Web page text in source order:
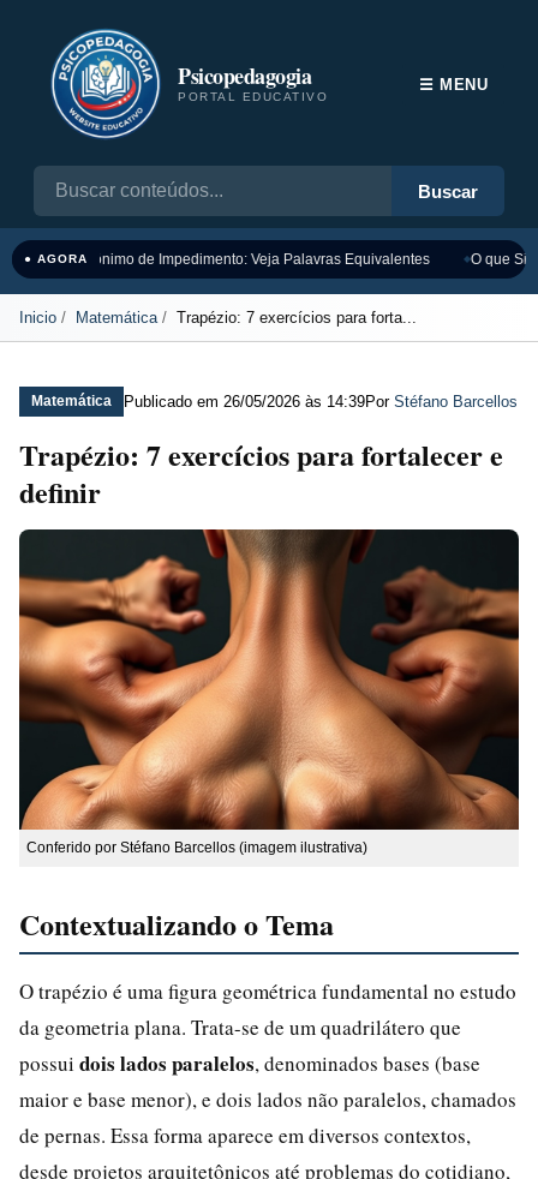
Psicopedagogia
PORTAL EDUCATIVO
Buscar
☰ MENU
● AGORASinônimo de Impedimento: Veja Palavras Equivalentes O que
Inicio Matemática Trapézio: 7 exercícios para forta...
Matemática Publicado em 26/05/2026 às 14:39Por Stéfano Barcellos
Trapézio: 7 exercícios para fortalecer e
definir
Conferido por Stéfano Barcellos (imagem ilustrativa)
Contextualizando o Tema
O trapézio é uma figura geométrica fundamental no estudo
da geometria plana. Trata-se de um quadrilátero que
possui dois lados paralelos, denominados bases (base
maior e base menor), e dois lados não paralelos, chamados
de pernas. Essa forma aparece em diversos contextos,
desde projetos arquitetônicos até problemas do cotidiano,